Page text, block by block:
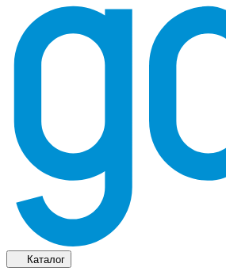
Каталог